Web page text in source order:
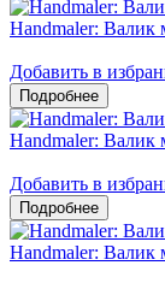
Handmaler: Валик
Добавить в
Handmaler: Валик
Добавить в
Handmaler: